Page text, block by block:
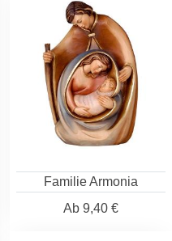
Familie Armonia
Ab 9,40 €